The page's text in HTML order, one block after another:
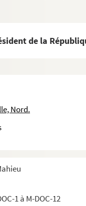
de la
Nord.
1 à M-DOC-12